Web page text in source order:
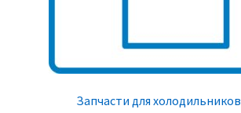
Запчасти для холодильников